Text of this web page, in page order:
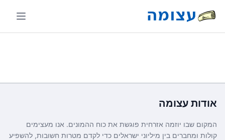
אודות עצומה
המקום שבו יוזמה אזרחית פוגשת את כוח ההמונים. אנו מעצימים
קולות ומחברים בין מיליוני ישראלים כדי לקדם מטרות חשובות, להשפיע